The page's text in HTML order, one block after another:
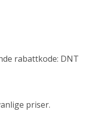
rabattkode: DNT
priser.